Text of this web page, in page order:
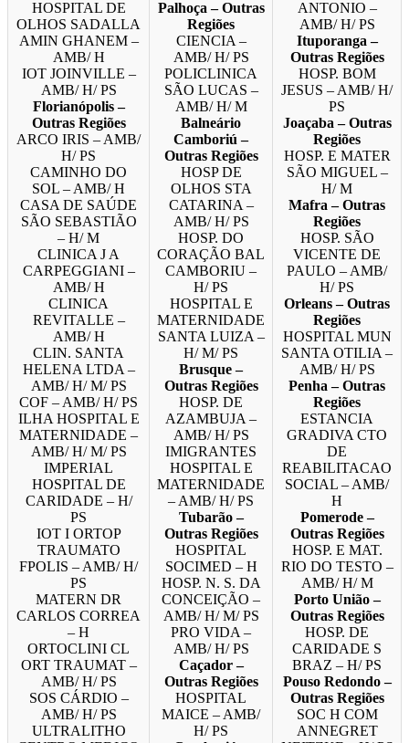
HOSPITAL DE
OLHOS SADALLA
AMIN GHANEM –
AMB/ H
IOT JOINVILLE –
AMB/ H/ PS
Florianópolis –
Outras Regiões
ARCO IRIS – AMB/
H/ PS
CAMINHO DO
SOL – AMB/ H
CASA DE SAÚDE
SÃO SEBASTIÃO
– H/ M
CLINICA J A
CARPEGGIANI –
AMB/ H
CLINICA
REVITALLE –
AMB/ H
CLIN. SANTA
HELENA LTDA –
AMB/ H/ M/ PS
COF – AMB/ H/ PS
ILHA HOSPITAL E
MATERNIDADE –
AMB/ H/ M/ PS
IMPERIAL
HOSPITAL DE
CARIDADE – H/
PS
IOT I ORTOP
TRAUMATO
FPOLIS – AMB/ H/
PS
MATERN DR
CARLOS CORREA
– H
ORTOCLINI CL
ORT TRAUMAT –
AMB/ H/ PS
SOS CÁRDIO –
AMB/ H/ PS
ULTRALITHO
Palhoça – Outras
Regiões
CIENCIA –
AMB/ H/ PS
POLICLINICA
SÃO LUCAS –
AMB/ H/ M
Balneário
Camboriú –
Outras Regiões
HOSP DE
OLHOS STA
CATARINA –
AMB/ H/ PS
HOSP. DO
CORAÇÃO BAL
CAMBORIU –
H/ PS
HOSPITAL E
MATERNIDADE
SANTA LUIZA –
H/ M/ PS
Brusque –
Outras Regiões
HOSP. DE
AZAMBUJA –
AMB/ H/ PS
IMIGRANTES
HOSPITAL E
MATERNIDADE
– AMB/ H/ PS
Tubarão –
Outras Regiões
HOSPITAL
SOCIMED – H
HOSP. N. S. DA
CONCEIÇÃO –
AMB/ H/ M/ PS
PRO VIDA –
AMB/ H/ PS
Caçador –
Outras Regiões
HOSPITAL
MAICE – AMB/
H/ PS
ANTONIO –
AMB/ H/ PS
Ituporanga –
Outras Regiões
HOSP. BOM
JESUS – AMB/ H/
PS
Joaçaba – Outras
Regiões
HOSP. E MATER
SÃO MIGUEL –
H/ M
Mafra – Outras
Regiões
HOSP. SÃO
VICENTE DE
PAULO – AMB/
H/ PS
Orleans – Outras
Regiões
HOSPITAL MUN
SANTA OTILIA –
AMB/ H/ PS
Penha – Outras
Regiões
ESTANCIA
GRADIVA CTO
DE
REABILITACAO
SOCIAL – AMB/
H
Pomerode –
Outras Regiões
HOSP. E MAT.
RIO DO TESTO –
AMB/ H/ M
Porto União –
Outras Regiões
HOSP. DE
CARIDADE S
BRAZ – H/ PS
Pouso Redondo –
Outras Regiões
SOC H COM
ANNEGRET